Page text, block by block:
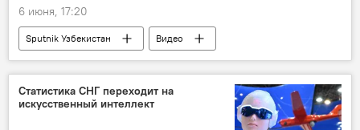
6 июня, 17:20
Sputnik Узбекистан Видео
Статистика СНГ переходит на
искусственный интеллект